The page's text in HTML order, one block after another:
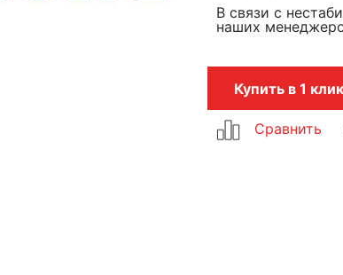
В связи с
наших
Купить в 1 клик